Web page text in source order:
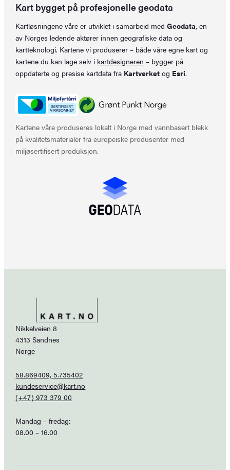
Kart bygget på profesjonelle geodata
Kartløsningene våre er utviklet i samarbeid medGeodata, en
av Norges ledende aktører innen geografiske data og
kartteknologi. Kartene vi produserer – både våre egne kart og
kartene du kan lage selv i kartdesigneren – bygger på
oppdaterte og presise kartdata fra Kartverket og Esri.
Kartene våre produseres lokalt i Norge med vannbasert blekk
på kvalitetsmaterialer fra europeiske produsenter med
miljøsertifisert produksjon.
Nikkelveien 8
4313 Sandnes
Norge
58.869409, 5.735402
kundeservice@kart.no
(+47) 973 379 00
Mandag – fredag:
08.00 – 16.00